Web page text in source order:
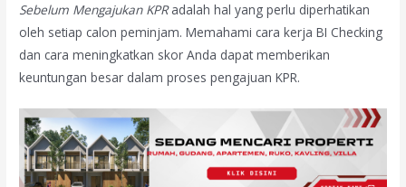
Sebelum Mengajukan KPRadalah hal yang perlu diperhatikan
oleh setiap calon peminjam. Memahami cara kerja BI Checking
dan cara meningkatkan skor Anda dapat memberikan
keuntungan besar dalam proses pengajuan KPR.